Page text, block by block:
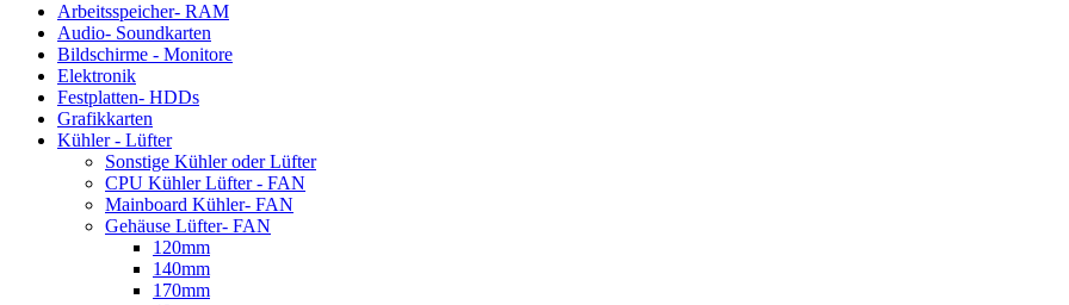
Arbeitsspeicher- RAM
Audio- Soundkarten
Bildschirme - Monitore
Elektronik
Festplatten- HDDs
Grafikkarten
Kühler - Lüfter
Sonstige Kühler oder Lüfter
CPU Kühler Lüfter - FAN
Mainboard Kühler- FAN
Gehäuse Lüfter- FAN
120mm
140mm
170mm